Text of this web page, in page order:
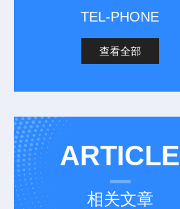
TEL-PHONE
查看全部
ARTICLE
相关文章